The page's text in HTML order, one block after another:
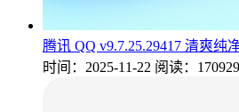
腾讯 QQ v9.7.25.29417 清爽
时间：2025-11-22 阅读：170929